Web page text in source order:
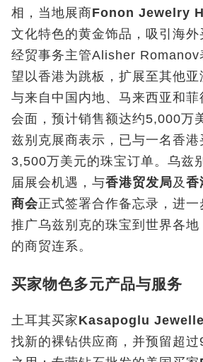
相，当地展商Fonon Jewelry
文化特色的黄金饰品，吸引海
经贸事务主管Alisher Romanov
望以香港为跳板，扩展至其他亚
与来自中国内地、马来西亚和菲
会面，预计销售额达约5,000万
兹别克展商表示，已与一名香港
3,500万美元的珠宝订单。乌兹
届展会机遇，与香港贸发局及 香
商会正式签署合作备忘录，进一
推广乌兹别克的珠宝到世界各地
的商贸连系。
买家物色多元产品与服务
土耳其买家Kasapoglu
找新的裸钻供应商，并预留超过